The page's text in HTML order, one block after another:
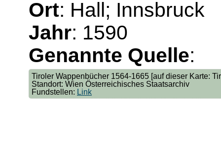
Ort: Hall; Innsbruck
Jahr: 1590
Genannte Quelle:
Tiroler Wappenbücher 1564-1665 [auf dieser Karte:
Standort: Wien Österreichisches Staatsarchiv
Fundstellen: Link